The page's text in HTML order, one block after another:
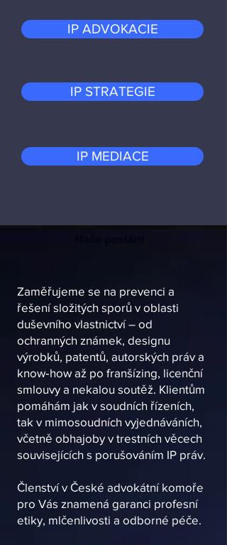
IP ADVOKACIE
IP STRATEGIE
IP MEDIACE
​Zaměřujeme se na prevenci a
řešení složitých sporů v oblasti
duševního vlastnictví – od
ochranných známek, designu
výrobků, patentů, autorských práv a
know‑how až po franšízing, licenční
smlouvy a nekalou soutěž. Klientům
pomáhám jak v soudních řízeních,
tak v mimosoudních vyjednáváních,
včetně obhajoby v trestních věcech
souvisejících s porušováním IP práv.​
Členství v České advokátní komoře
pro Vás znamená garanci profesní
etiky, mlčenlivosti a odborné péče.